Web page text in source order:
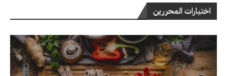
اختيارات المحررين